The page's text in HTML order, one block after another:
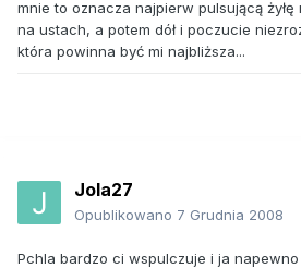
mnie to oznacza najpierw pulsującą
na ustach, a potem dół i poczucie
która powinna być mi najbliższa...
Jola27
Opublikowano 7 Grudnia 2008
Pchla bardzo ci wspulczuje i ja